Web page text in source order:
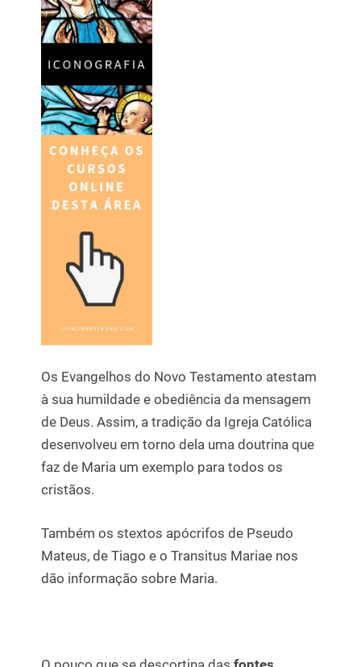
Os Evangelhos do Novo Testamento atestam
à sua humildade e obediência da mensagem
de Deus. Assim, a tradição da Igreja Católica
desenvolveu em torno dela uma doutrina que
faz de Maria um exemplo para todos os
cristãos.
Também os stextos apócrifos de Pseudo
Mateus, de Tiago e o Transitus Mariae nos
dão informação sobre Maria.